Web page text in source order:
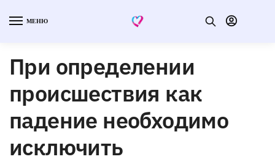
МЕНЮ
При определении
происшествия как
падение необходимо
исключить